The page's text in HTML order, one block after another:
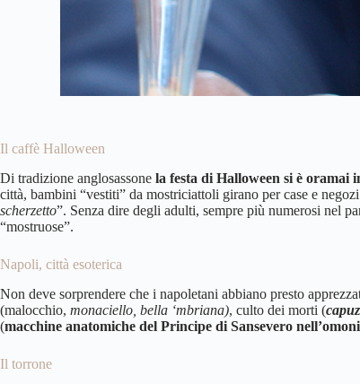
Il caffè Halloween
Di tradizione anglosassone la festa di Halloween si è oramai
città, bambini “vestiti” da mostriciattoli girano per case e
scherzetto”. Senza dire degli adulti, sempre più numerosi nel
“mostruose”.
Napoli, città esoterica
Non deve sorprendere che i napoletani abbiano presto
(malocchio, monaciello, bella ‘mbriana), culto dei morti (
(macchine anatomiche del Principe di Sansevero
Il torrone